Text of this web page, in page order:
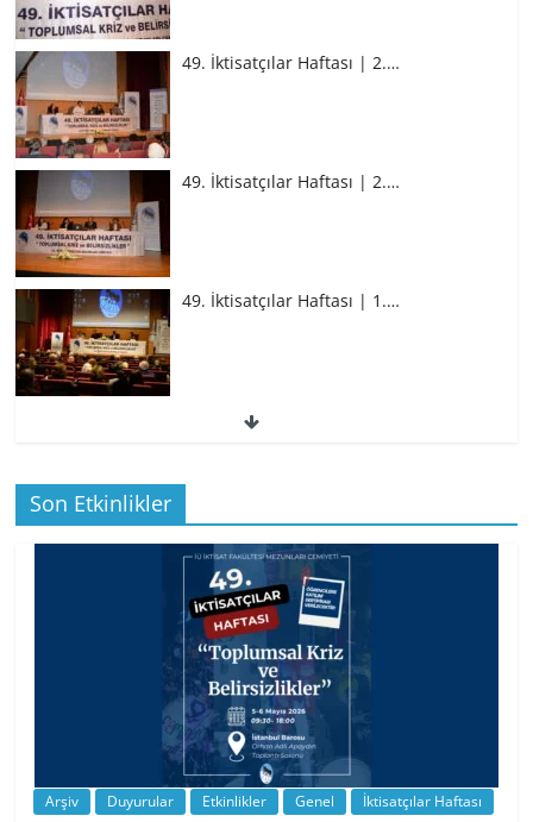
49. İktisatçılar Haftası | 2.…
49. İktisatçılar Haftası | 2.…
49. İktisatçılar Haftası | 1.…
49. İktisatçılar Haftası | 1.…
BİZ İKTİSATLILAR: İÇİMİZDEN BİRİ PROF.
…
Son Etkinlikler
Arşiv Duyurular Etkinlikler Genel İktisatçılar Haftası